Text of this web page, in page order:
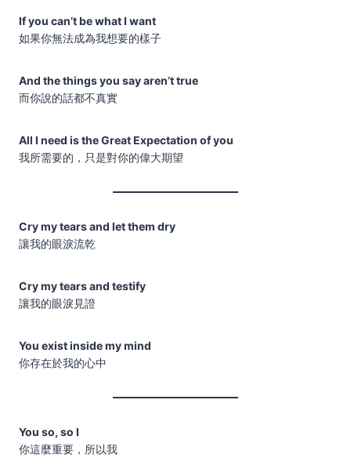
If you can’t be what I want
如果你無法成為我想要的樣子
And the things you say aren’t true
而你說的話都不真實
All I need is the Great Expectation of you
我所需要的，只是對你的偉大期望
Cry my tears and let them dry
讓我的眼淚流乾
Cry my tears and testify
讓我的眼淚見證
You exist inside my mind
你存在於我的心中
You so, so I
你這麼重要，所以我